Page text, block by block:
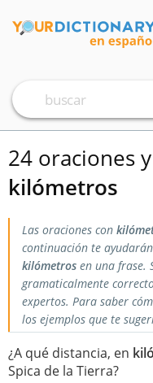
24 oraciones
kilómetros
Las oraciones con
continuación te
kilómetros en una frase.
gramaticalmente
expertos. Para saber
los ejemplos que te
¿A qué distancia, en
Spica de la Tierra?